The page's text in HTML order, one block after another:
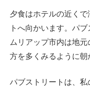
夕食はホテルの近く
トへ向かいます。パ
ムリアップ市内は地
方を多くみるように朝
パブストリートは、